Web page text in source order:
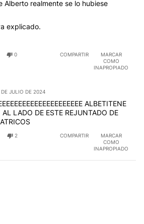
Alberto realmente se lo hubiese
explicado.
0 COMPARTIR
MARCAR
COMO
INAPROPIADO
DE JULIO DE 2024
ALBETITENE
LADO DE ESTE REJUNTADO DE
2 COMPARTIR
MARCAR
COMO
INAPROPIADO